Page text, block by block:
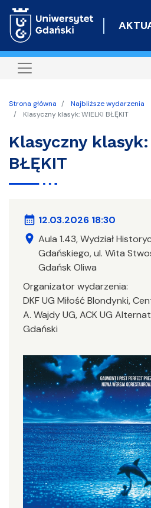
do
Strona główna
Najbliższe wydarzenia
Klasyczny klasyk: WIELKI BŁĘKIT
Klasyczny klasyk:
BŁĘKIT
calendar_month 12.03.2026 18:30
location_on Aula 1.43, Wydział
Gdańskiego, ul. Wita
Gdańsk Oliwa
Organizator wydarzenia:
DKF UG Miłość Blondynki,
A. Wajdy UG, ACK UG
Gdański
Image